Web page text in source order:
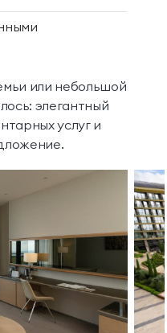
или небольшой
элегантный
услуг и